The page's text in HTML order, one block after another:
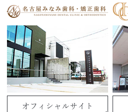
オフィシャルサイト